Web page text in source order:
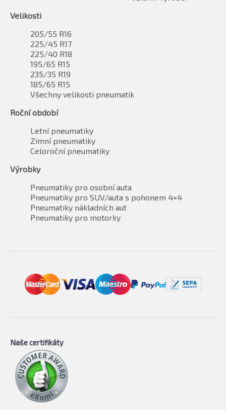
Velikosti
205/55 R16
225/45 R17
225/40 R18
195/65 R15
235/35 R19
185/65 R15
Všechny velikosti pneumatik
Roční období
Letní pneumatiky
Zimní pneumatiky
Celoroční pneumatiky
Výrobky
Pneumatiky pro osobní auta
Pneumatiky pro SUV/auta s pohonem 4×4
Pneumatiky nákladních aut
Pneumatiky pro motorky
Naše certifikáty